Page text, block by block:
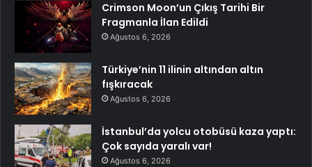
Crimson Moon’un Çıkış Tarihi Bir
Fragmanla İlan Edildi
Ağustos 6, 2026
Türkiye’nin 11 ilinin altından altın
fışkıracak
Ağustos 6, 2026
İstanbul’da yolcu otobüsü kaza yaptı:
Çok sayıda yaralı var!
Ağustos 6, 2026